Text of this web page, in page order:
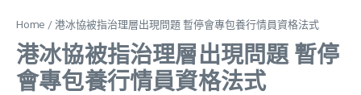
Home /港冰協被指治理層出現問題 暫停會專包養行情員資格法式
港冰協被指治理層出現問題 暫停
會專包養行情員資格法式